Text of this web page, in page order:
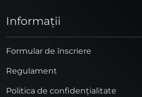
Informaţii
Formular de înscriere
Regulament
Politica de confidențialitate